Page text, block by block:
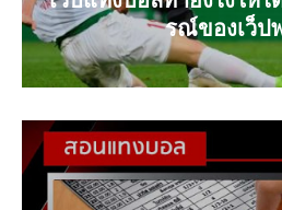
รณ์ของเว็ป